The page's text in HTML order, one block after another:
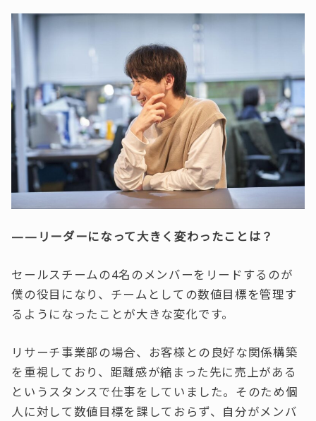
——リーダーになって大きく変わったことは？
セールスチームの4名のメンバーをリードするのが
僕の役目になり、チームとしての数値目標を管理す
るようになったことが大きな変化です。
リサーチ事業部の場合、お客様との良好な関係構築
を重視しており、距離感が縮まった先に売上がある
というスタンスで仕事をしていました。そのため個
人に対して数値目標を課しておらず、自分がメンバ